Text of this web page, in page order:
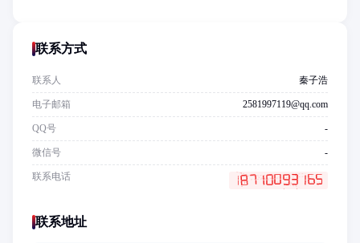
联系方式
联系人 秦子浩
电子邮箱 2581997119@qq.com
QQ号 -
微信号 -
联系电话
联系地址